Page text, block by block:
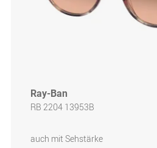
Ray-Ban
RB 2204 13953B
auch mit Sehstärke